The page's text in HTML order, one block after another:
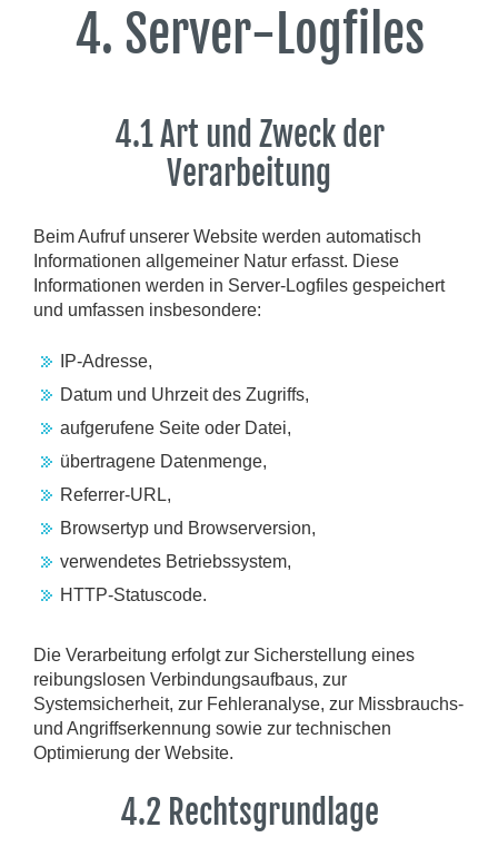
4. Server-Logfiles
4.1 Art und Zweck der
Verarbeitung
Beim Aufruf unserer Website werden automatisch
Informationen allgemeiner Natur erfasst. Diese
Informationen werden in Server-Logfiles gespeichert
und umfassen insbesondere:
IP-Adresse,
Datum und Uhrzeit des Zugriffs,
aufgerufene Seite oder Datei,
übertragene Datenmenge,
Referrer-URL,
Browsertyp und Browserversion,
verwendetes Betriebssystem,
HTTP-Statuscode.
Die Verarbeitung erfolgt zur Sicherstellung eines
reibungslosen Verbindungsaufbaus, zur
Systemsicherheit, zur Fehleranalyse, zur Missbrauchs-
und Angriffserkennung sowie zur technischen
Optimierung der Website.
4.2 Rechtsgrundlage